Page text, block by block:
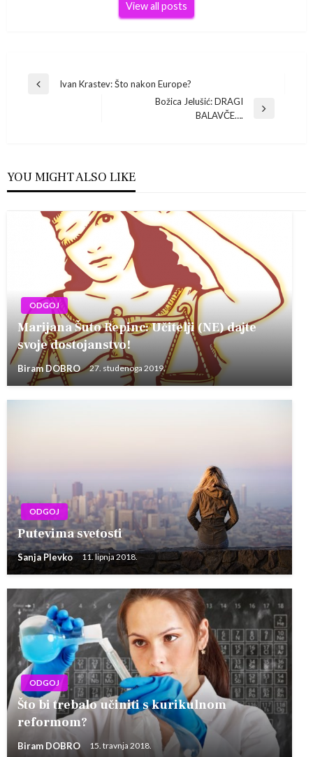
View all posts
Navigacija
Previous
Ivan Krastev: Što nakon Europe?
Božica Jelušić: DRAGI
BALAVČE….
YOU MIGHT ALSO LIKE
ODGOJ
Marijana Šuto Repinc‎: Učitelji (NE) dajte
svoje dostojanstvo!
Biram DOBRO 27. studenoga 2019.
ODGOJ
Putevima svetosti
Sanja Plevko 11. lipnja 2018.
ODGOJ
Što bi trebalo učiniti s kurikulnom
reformom?
Biram DOBRO 15. travnja 2018.